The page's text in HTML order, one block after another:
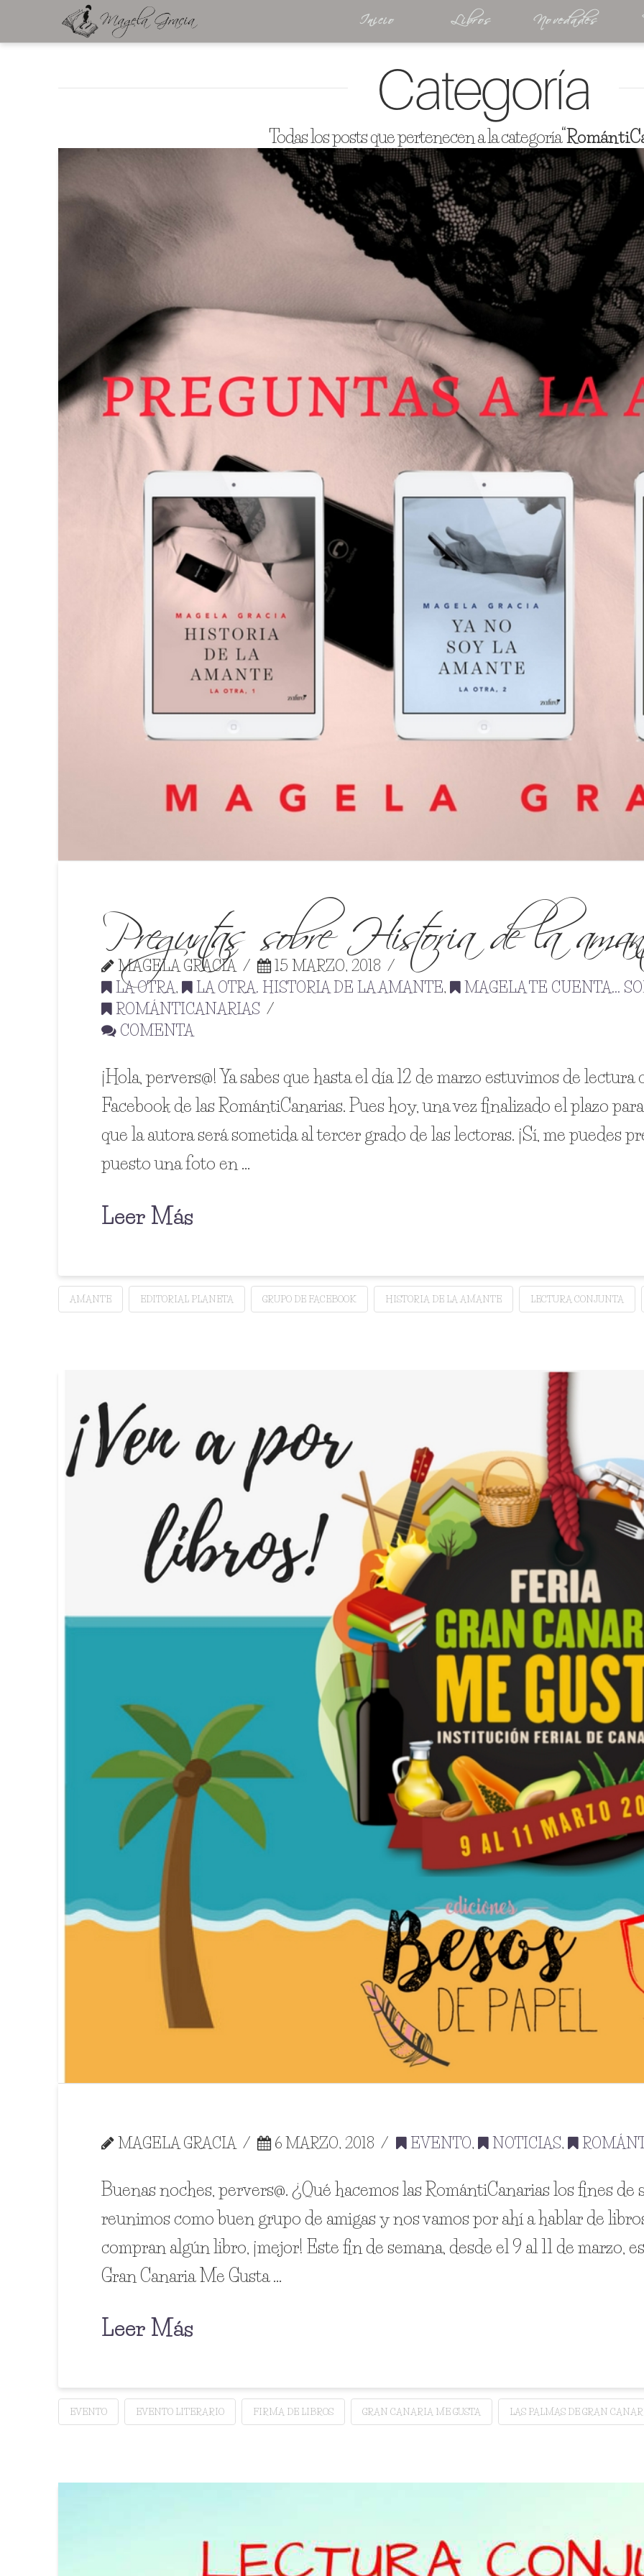
Inicio Libros Novedades
Categoría
Todas los posts que pertenecen a la categoría
Preguntas sobre Historia de la
MAGELA GRACIA
15 MARZO, 2018
LA OTRA, LA OTRA. HISTORIA DE LA AMANTE,
MAGELA TE CUENTA...
ROMÁNTICANARIAS
COMENTA
¡Hola, pervers@! Ya sabes que hasta el día 12 de marzo estuvimos de
Facebook de las RomántiCanarias. Pues hoy, una vez finalizado el plazo
que la autora será sometida al tercer grado de las lectoras. ¡Sí, me puedes
puesto una foto en …
Leer Más
AMANTE EDITORIAL PLANETA GRUPO DE FACEBOOK HISTORIA DE LA AMANTE LECTURA CONJUNTA
MAGELA GRACIA 6 MARZO, 2018 EVENTO, NOTICIAS,
Buenas noches, pervers@. ¿Qué hacemos las RomántiCanarias los fines de
reunimos como buen grupo de amigas y nos vamos por ahí a hablar de
compran algún libro, ¡mejor! Este fin de semana, desde el 9 al 11 de marzo,
Gran Canaria Me Gusta …
Leer Más
EVENTO EVENTO LITERARIO FIRMA DE LIBROS GRAN CANARIA ME GUSTA LAS PALMAS DE GRAN